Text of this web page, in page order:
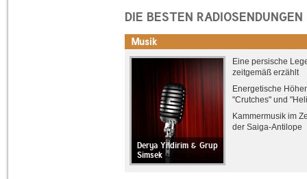
DIE BESTEN RADIOSENDUNGEN
Musik
Derya Yildirim & Grup
Simsek
Eine persische
zeitgemäß erzählt
Energetische
"Crutches" und
Kammermusik im
der Saiga-Antilope